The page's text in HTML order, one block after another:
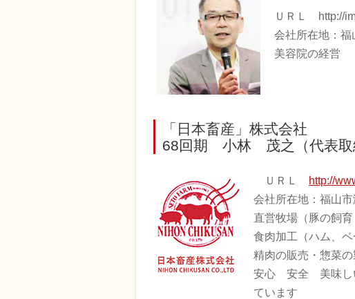
ＵＲＬ http://
会社所在地：福
美容院の経営
「日本畜産」株式会社
68回期 小林 茂之（代表取
ＵＲＬ
http://
会社所在地：福山
直営牧場（豚の飼
食肉加工（ハム、ベ
精肉の販売・惣菜の
安心 安全 美味し
ています